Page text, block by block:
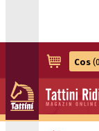
Cos